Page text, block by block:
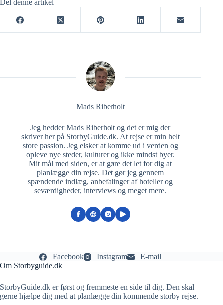
Del denne artikel
Mads Riberholt
Jeg hedder Mads Riberholt og det er mig der
skriver her på StorbyGuide.dk. At rejse er min helt
store passion. Jeg elsker at komme ud i verden og
opleve nye steder, kulturer og ikke mindst byer.
Mit mål med siden, er at gøre det let for dig at
planlægge din rejse. Det gør jeg gennem
spændende indlæg, anbefalinger af hoteller og
seværdigheder, interviews og meget mere.
Facebook Instagram
E-mail
Om Storbyguide.dk
StorbyGuide.dk er først og fremmeste en side til dig. Den skal
gerne hjælpe dig med at planlægge din kommende storby rejse.